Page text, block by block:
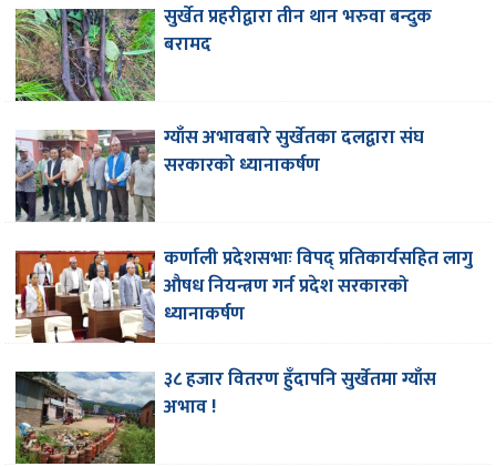
सुर्खेत प्रहरीद्वारा तीन थान भरुवा बन्दुक
बरामद
ग्याँस अभावबारे सुर्खेतका दलद्वारा संघ
सरकारको ध्यानाकर्षण
कर्णाली प्रदेशसभाः विपद् प्रतिकार्यसहित लागु
औषध नियन्त्रण गर्न प्रदेश सरकारको
ध्यानाकर्षण
३८ हजार वितरण हुँदापनि सुर्खेतमा ग्याँस
अभाव !